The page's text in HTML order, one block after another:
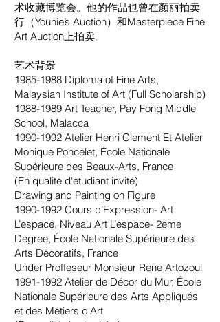
术收藏博览会。他的作品也曾在颜丽拍卖
行（Younie’s Auction）和Masterpiece Fine
Art Auction上拍卖。
艺术背景
1985-1988 Diploma of Fine Arts,
Malaysian Institute of Art (Full Scholarship)
1988-1989 Art Teacher, Pay Fong Middle
School, Malacca
1990-1992 Atelier Henri Clement Et Atelier
Monique Poncelet, École Nationale
Supérieure des Beaux-Arts, France
(En qualité d'etudiant invité)
Drawing and Painting on Figure
1990-1992 Cours d’Expression- Art
L’espace, Niveau Art L’espace- 2eme
Degree, École Nationale Supérieure des
Arts Décoratifs, France
Under Proffeseur Monsieur Rene Artozoul
1991-1992 Atelier de Décor du Mur, École
Nationale Supérieure des Arts Appliqués
et des Métiers d'Art